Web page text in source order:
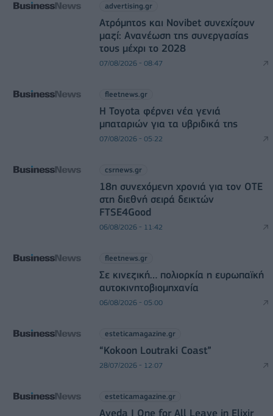
advertising.gr
Ατρόμητος και Novibet συνεχίζουν
μαζί: Ανανέωση της συνεργασίας
τους μέχρι το 2028
07/08/2026 - 08:47
fleetnews.gr
Η Toyota φέρνει νέα γενιά
μπαταριών για τα υβριδικά της
07/08/2026 - 05:22
csrnews.gr
18η συνεχόμενη χρονιά για τον ΟΤΕ
στη διεθνή σειρά δεικτών
FTSE4Good
06/08/2026 - 11:42
fleetnews.gr
Σε κινεζική… πολιορκία η ευρωπαϊκή
αυτοκινητοβιομηχανία
06/08/2026 - 05:00
esteticamagazine.gr
“Kokoon Loutraki Coast”
28/07/2026 - 12:07
esteticamagazine.gr
Aveda I One for All Leave in Elixir